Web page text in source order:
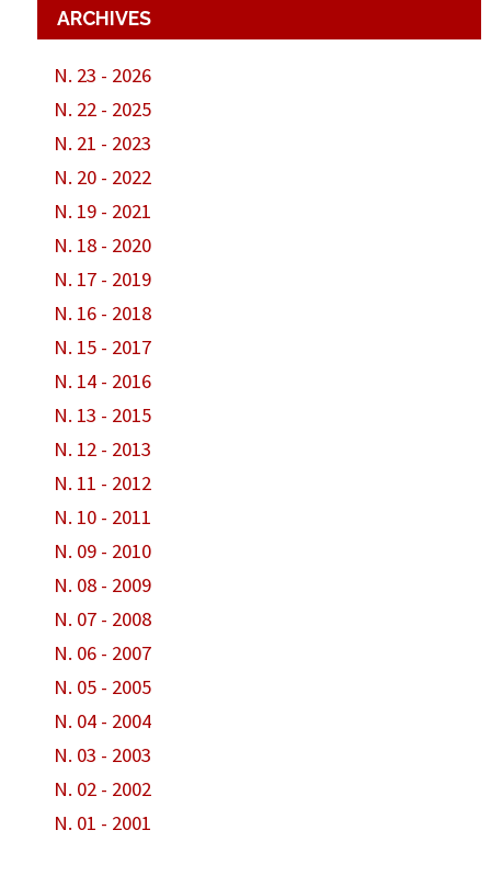
ARCHIVES
N. 23 - 2026
N. 22 - 2025
N. 21 - 2023
N. 20 - 2022
N. 19 - 2021
N. 18 - 2020
N. 17 - 2019
N. 16 - 2018
N. 15 - 2017
N. 14 - 2016
N. 13 - 2015
N. 12 - 2013
N. 11 - 2012
N. 10 - 2011
N. 09 - 2010
N. 08 - 2009
N. 07 - 2008
N. 06 - 2007
N. 05 - 2005
N. 04 - 2004
N. 03 - 2003
N. 02 - 2002
N. 01 - 2001